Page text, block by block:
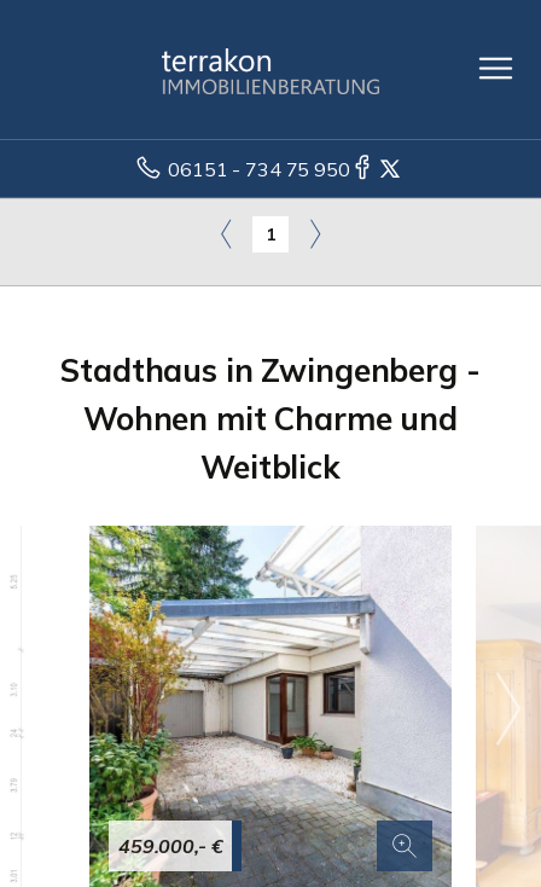
06151 - 734 75 950
1
Stadthaus in Zwingenberg -
Wohnen mit Charme und
Weitblick
459.000,- €